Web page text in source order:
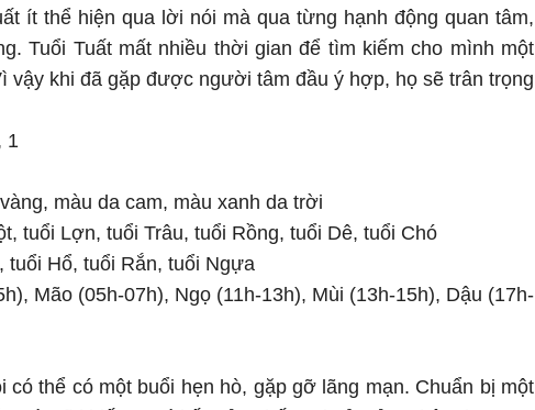
ít thể hiện qua lời nói mà qua từng hạnh động quan tâm,
Tuổi Tuất mất nhiều thời gian để tìm kiếm cho mình một
vậy khi đã gặp được người tâm đầu ý hợp, họ sẽ trân trọng
1
màu da cam, màu xanh da trời
tuổi Lợn, tuổi Trâu, tuổi Rồng, tuổi Dê, tuổi Chó
tuổi Hổ, tuổi Rắn, tuổi Ngựa
Mão (05h-07h), Ngọ (11h-13h), Mùi (13h-15h), Dậu (17h-
có thể có một buổi hẹn hò, gặp gỡ lãng mạn. Chuẩn bị một